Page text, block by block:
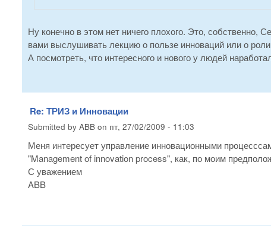
Ну конечно в этом нет ничего плохого. Это, собственно,
вами выслушивать лекцию о пользе инноваций или о
А посмотреть, что интересного и нового у людей
Re: ТРИЗ и Инновации
Submitted by ABB on пт, 27/02/2009 - 11:03
Меня интересует управление инновационными
"Management of innovation process", как, по моим
С уважением
ABB